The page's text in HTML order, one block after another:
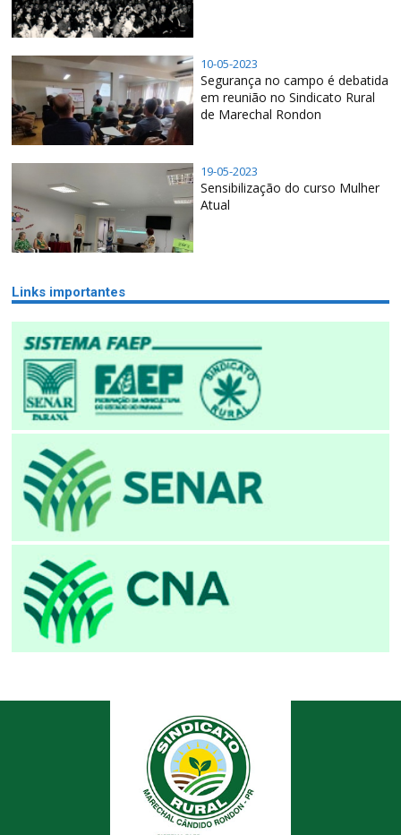
10-05-2023
Segurança no campo é debatida
em reunião no Sindicato Rural
de Marechal Rondon
19-05-2023
Sensibilização do curso Mulher
Atual
Links importantes